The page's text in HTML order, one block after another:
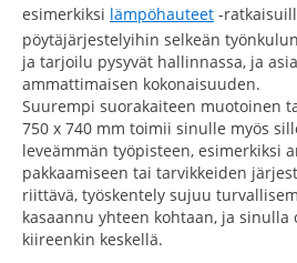
esimerkiksi lämpöhauteet -
pöytäjärjestelyihin selkeän
ja tarjoilu pysyvät hallinnassa, ja
ammattimaisen kokonaisuuden.
Suurempi suorakaiteen muotoinen
750 x 740 mm toimii sinulle myös
leveämmän työpisteen, esimerkiksi
pakkaamiseen tai tarvikkeiden
riittävä, työskentely sujuu
kasaannu yhteen kohtaan, ja sinulla
kiireenkin keskellä.